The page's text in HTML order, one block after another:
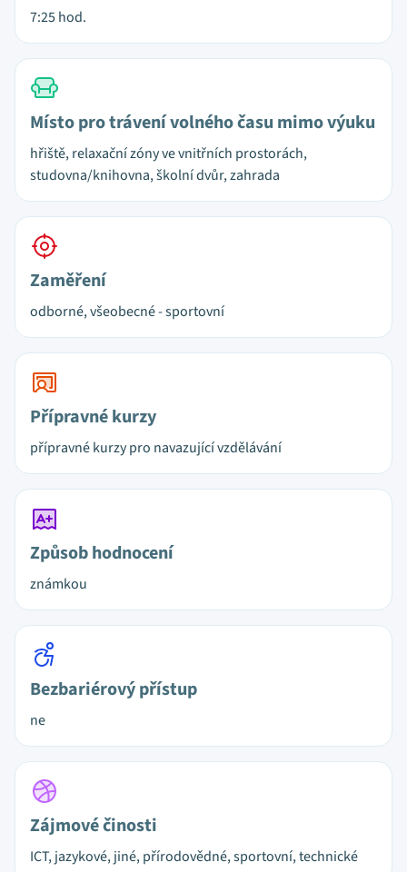
7:25 hod.
Místo pro trávení volného času mimo výuku
hřiště, relaxační zóny ve vnitřních prostorách,
studovna/knihovna, školní dvůr, zahrada
Zaměření
odborné, všeobecné - sportovní
Přípravné kurzy
přípravné kurzy pro navazující vzdělávání
Způsob hodnocení
známkou
Bezbariérový přístup
ne
Zájmové činosti
ICT, jazykové, jiné, přírodovědné, sportovní, technické